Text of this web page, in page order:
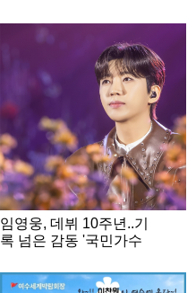
임영웅, 데뷔 10주년..기
록 넘은 감동 '국민가수